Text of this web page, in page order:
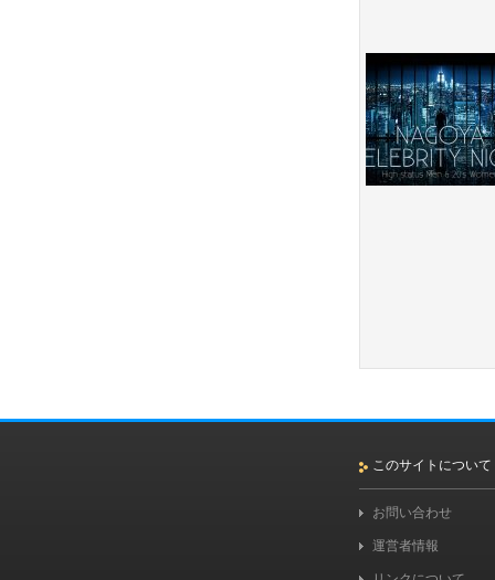
このサイトについて
お問い合わせ
運営者情報